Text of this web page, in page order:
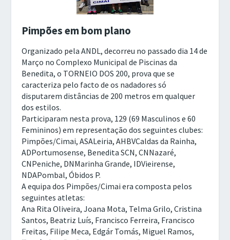
Pimpões em bom plano
Organizado pela ANDL, decorreu no passado dia 14 de
Março no Complexo Municipal de Piscinas da
Benedita, o TORNEIO DOS 200, prova que se
caracteriza pelo facto de os nadadores só
disputarem distâncias de 200 metros em qualquer
dos estilos.
Participaram nesta prova, 129 (69 Masculinos e 60
Femininos) em representação dos seguintes clubes:
Pimpões/Cimai, ASALeiria, AHBVCaldas da Rainha,
ADPortumosense, Benedita SCN, CNNazaré,
CNPeniche, DNMarinha Grande, IDVieirense,
NDAPombal, Óbidos P.
A equipa dos Pimpões/Cimai era composta pelos
seguintes atletas:
Ana Rita Oliveira, Joana Mota, Telma Grilo, Cristina
Santos, Beatriz Luís, Francisco Ferreira, Francisco
Freitas, Filipe Meca, Edgár Tomás, Miguel Ramos,